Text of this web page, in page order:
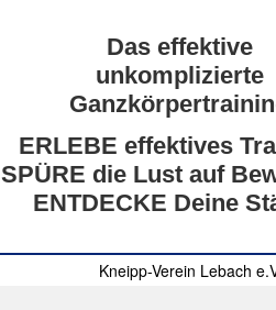
Das effektive
unkomplizierte
ERLEBE effektives
SPÜRE die Lust auf
ENTDECKE Deine
Kneipp-Verein Lebach